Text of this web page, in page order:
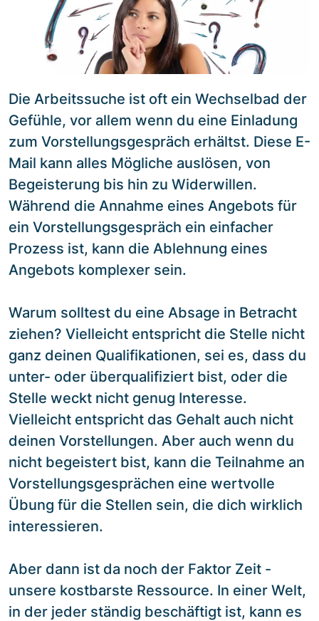
Die Arbeitssuche ist oft ein Wechselbad der
Gefühle, vor allem wenn du eine Einladung
zum Vorstellungsgespräch erhältst. Diese E-
Mail kann alles Mögliche auslösen, von
Begeisterung bis hin zu Widerwillen.
Während die Annahme eines Angebots für
ein Vorstellungsgespräch ein einfacher
Prozess ist, kann die Ablehnung eines
Angebots komplexer sein.
Warum solltest du eine Absage in Betracht
ziehen? Vielleicht entspricht die Stelle nicht
ganz deinen Qualifikationen, sei es, dass du
unter- oder überqualifiziert bist, oder die
Stelle weckt nicht genug Interesse.
Vielleicht entspricht das Gehalt auch nicht
deinen Vorstellungen. Aber auch wenn du
nicht begeistert bist, kann die Teilnahme an
Vorstellungsgesprächen eine wertvolle
Übung für die Stellen sein, die dich wirklich
interessieren.
Aber dann ist da noch der Faktor Zeit -
unsere kostbarste Ressource. In einer Welt,
in der jeder ständig beschäftigt ist, kann es